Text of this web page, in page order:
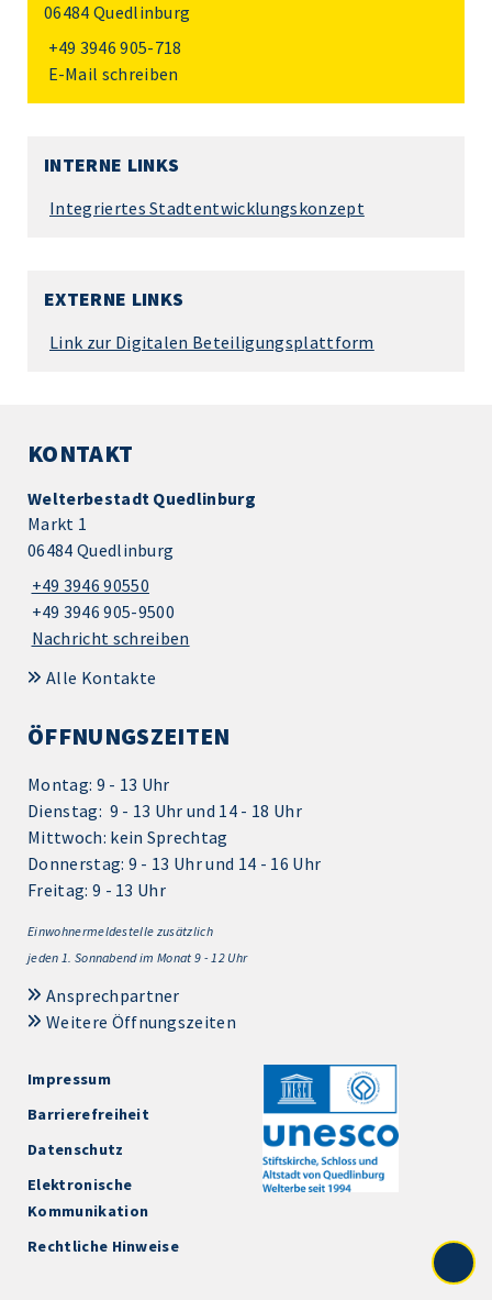
06484 Quedlinburg
+49 3946 905-718
E-Mail schreiben
INTERNE LINKS
Integriertes Stadtentwicklungskonzept
EXTERNE LINKS
Link zur Digitalen Beteiligungsplattform
KONTAKT
Welterbestadt Quedlinburg
Markt 1
06484 Quedlinburg
+49 3946 90550
+49 3946 905-9500
Nachricht schreiben
Alle Kontakte
ÖFFNUNGSZEITEN
Montag: 9 - 13 Uhr
Dienstag: 9 - 13 Uhr und 14 - 18 Uhr
Mittwoch: kein Sprechtag
Donnerstag: 9 - 13 Uhr und 14 - 16 Uhr
Freitag: 9 - 13 Uhr
Einwohnermeldestelle zusätzlich
jeden 1. Sonnabend im Monat 9 - 12 Uhr
Ansprechpartner
Weitere Öffnungszeiten
Impressum
Barrierefreiheit
Datenschutz
Elektronische
Kommunikation
Rechtliche Hinweise